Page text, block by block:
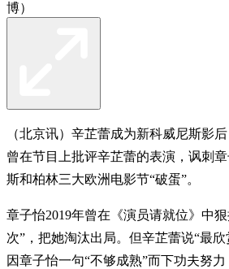
博）
（北京讯）辛芷蕾成为新科威尼斯影
曾在节目上批评辛芷蕾的表演，讽刺
斯和柏林三大欧洲电影节“破蛋”。
章子怡2019年曾在《演员请就位》中
次”，把她淘汰出局。但辛芷蕾说“最
因章子怡一句“不够成熟”而下功夫努力